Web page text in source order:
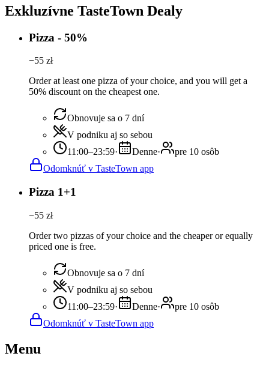
Exkluzívne TasteTown Dealy
Pizza - 50%
−55 zł
Order at least one pizza of your choice, and you will get a
50% discount on the cheapest one.
Obnovuje sa o 7 dní
V podniku aj so sebou
11:00–23:59· Denne·
pre 10 osôb
Odomknúť v TasteTown app
Pizza 1+1
−55 zł
Order two pizzas of your choice and the cheaper or equally
priced one is free.
Obnovuje sa o 7 dní
V podniku aj so sebou
11:00–23:59· Denne·
pre 10 osôb
Odomknúť v TasteTown app
Menu